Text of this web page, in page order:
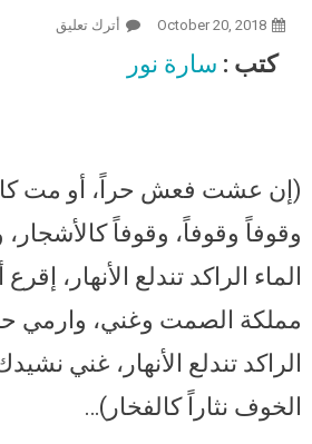
October 20, 2018 أترك تعليق
كتب : سارة نور
(إن عشت فعش حراً، أو مت
وقوفاً وقوفاً، وقوفاً
الماء الراكد تندلع الأنهار،
مملكة الصمت وغني، وارمي
الراكد تندلع الأنهار، غني
الخوف نثاراً كالفخار)…